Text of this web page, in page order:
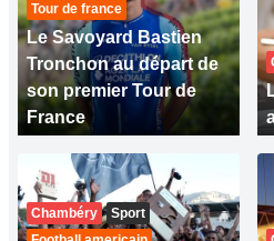
Tour de france
Le Savoyard Bastien
Tronchon au départ de
son premier Tour de
France
Chambéry
Sport